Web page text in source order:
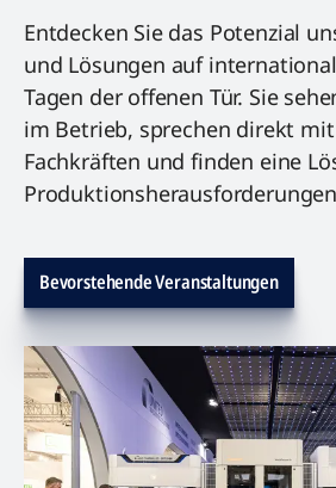
Entdecken Sie das Potenzial
und Lösungen auf
Tagen der offenen Tür. Sie
im Betrieb, sprechen direkt
Fachkräften und finden eine
Bevorstehende Veranstaltungen